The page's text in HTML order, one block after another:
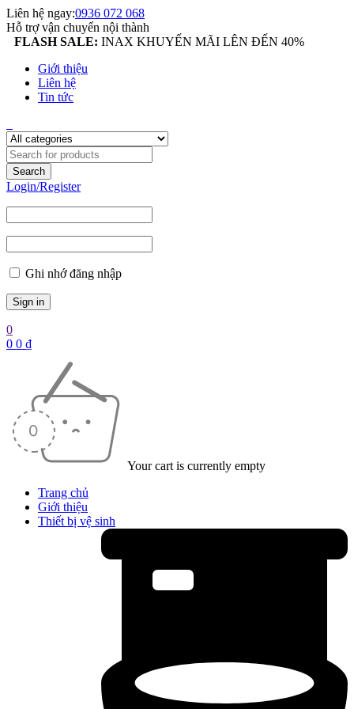
Liên hệ ngay:0936 072 068
Hỗ trợ vận chuyển nội thành
FLASH SALE: INAX KHUYẾN MÃI LÊN ĐẾN 40%
Giới thiệu
Liên hệ
Tin tức
Login/Register
Ghi nhớ đăng nhập
0
0 0 ₫
Your cart is currently empty
Trang chủ
Giới thiệu
Thiết bị vệ sinh